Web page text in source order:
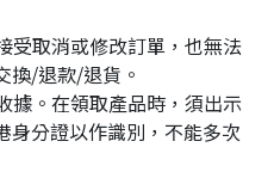
受取消或修改訂單，也無法
換/退款/退貨。
據。在領取產品時，須出示
身分證以作識別，不能多次